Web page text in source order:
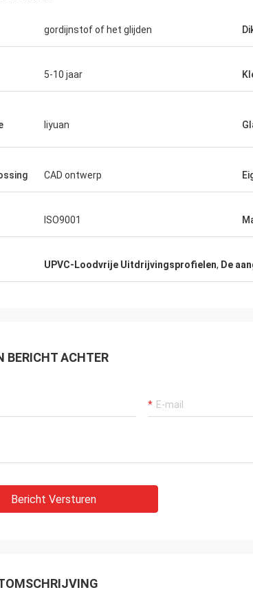
gordijnstof of het glijden
5-10 jaar
liyuan
CAD ontwerp
ISO9001
UPVC-Loodvrije Uitdrijvingsprofielen, De
BERICHT ACHTER
Bericht Versturen